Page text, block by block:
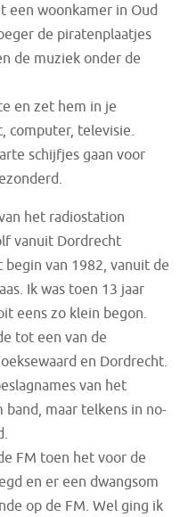
een woonkamer in Oud
de piratenplaatjes
de muziek onder de
en zet hem in je
computer, televisie.
schijfjes gaan voor
het radiostation
vanuit Dordrecht
van 1982, vanuit de
Ik was toen 13 jaar
eens zo klein begon.
tot een van de
en Dordrecht.
van het
maar telkens in no-
FM toen het voor de
en er een dwangsom
op de FM. Wel ging ik